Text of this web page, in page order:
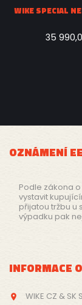
WIKE SPECIAL
35
OZNÁMENÍ
Podle zákona
vystavit
přijatou tržbu u
výpadku pak
INFORMACE

WIKE CZ & SK